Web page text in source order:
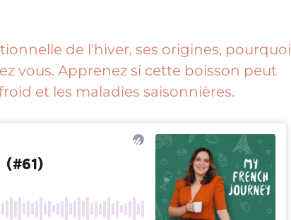
de l'hiver, ses origines, pourquoi
vous. Apprenez si cette boisson peut
et les maladies saisonnières.